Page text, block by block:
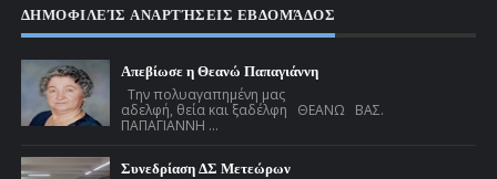
ΔΗΜΟΦΙΛΕΊΣ ΑΝΑΡΤΉΣΕΙΣ ΕΒΔΟΜΆΔΟΣ
Απεβίωσε η Θεανώ Παπαγιάννη
Την πολυαγαπημένη μας
αδελφή, θεία και ξαδέλφη ΘΕΑΝΩ ΒΑΣ.
ΠΑΠΑΓΙΑΝΝΗ ...
Συνεδρίαση ΔΣ Μετεώρων